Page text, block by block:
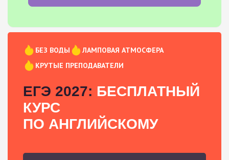
БЕЗ ВОДЫ
ЛАМПОВАЯ АТМОСФЕРА
КРУТЫЕ ПРЕПОДАВАТЕЛИ
ЕГЭ 2027: БЕСПЛАТНЫЙ
КУРС
ПО АНГЛИЙСКОМУ